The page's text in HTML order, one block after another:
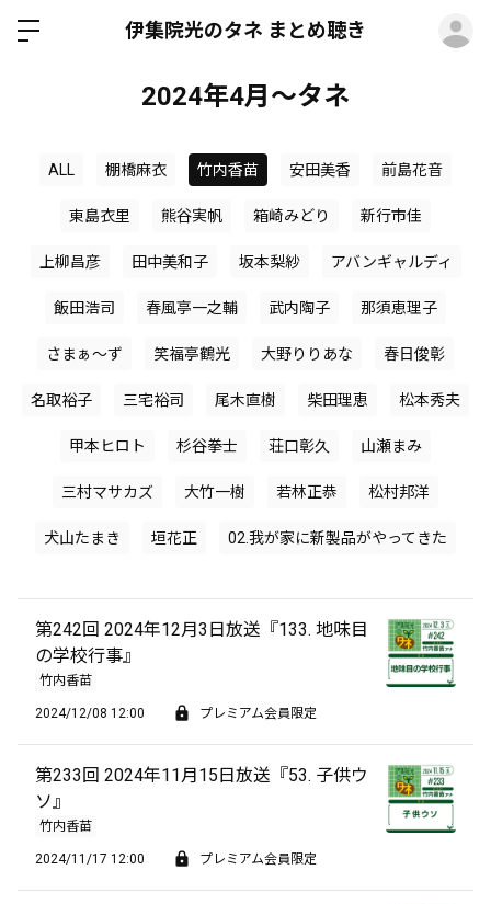
伊集院光のタネ まとめ聴き
2024年4月～タネ
ALL 棚橋麻衣 竹内香苗 安田美香 前島花音
東島衣里 熊谷実帆 箱崎みどり 新行市佳
上柳昌彦 田中美和子 坂本梨紗 アバンギャルディ
飯田浩司 春風亭一之輔 武内陶子 那須恵理子
さまぁ～ず 笑福亭鶴光 大野りりあな 春日俊彰
名取裕子 三宅裕司 尾木直樹 柴田理恵 松本秀夫
甲本ヒロト 杉谷拳士 荘口彰久 山瀬まみ
三村マサカズ 大竹一樹 若林正恭 松村邦洋
犬山たまき 垣花正 02.我が家に新製品がやってきた
第242回 2024年12月3日放送『133. 地味目
の学校行事』
竹内香苗
2024/12/08 12:00 プレミアム会員限定
第233回 2024年11月15日放送『53. 子供ウ
ソ』
竹内香苗
2024/11/17 12:00 プレミアム会員限定